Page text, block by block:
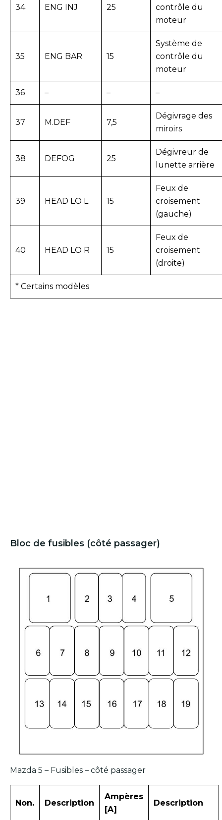
34 ENG INJ 25
contrôle du
moteur
35 ENG BAR 15
Système de
contrôle du
moteur
36 – – –
37 M.DEF 7,5
Dégivrage des
miroirs
38 DEFOG 25
Dégivreur de
lunette arrière
39 HEAD LO L 15
Feux de
croisement
(gauche)
40 HEAD LO R 15
Feux de
croisement
(droite)
* Certains modèles
Bloc de fusibles (côté passager)
Mazda 5 – Fusibles – côté passager
Non. Description
Ampères
[A]
Description